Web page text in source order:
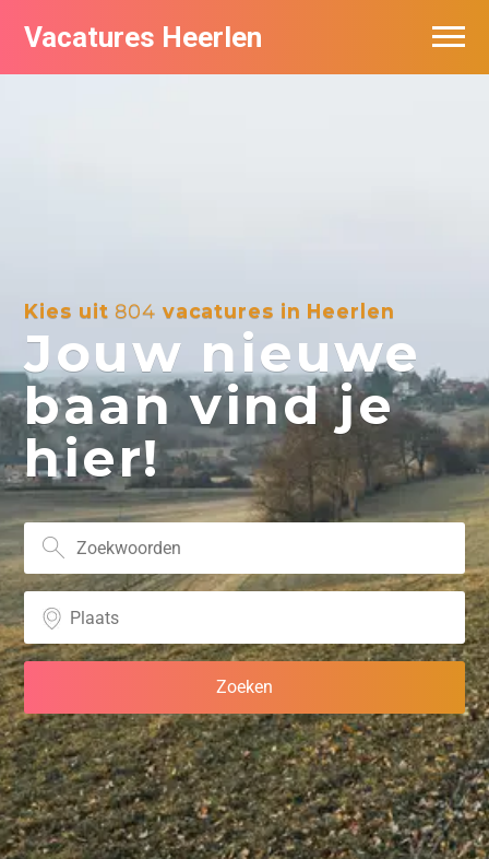
Vacatures Heerlen
Kies uit 804 vacatures in Heerlen
Jouw nieuwe
baan vind je
hier!
Vacatures per bedrijf in Heerlen